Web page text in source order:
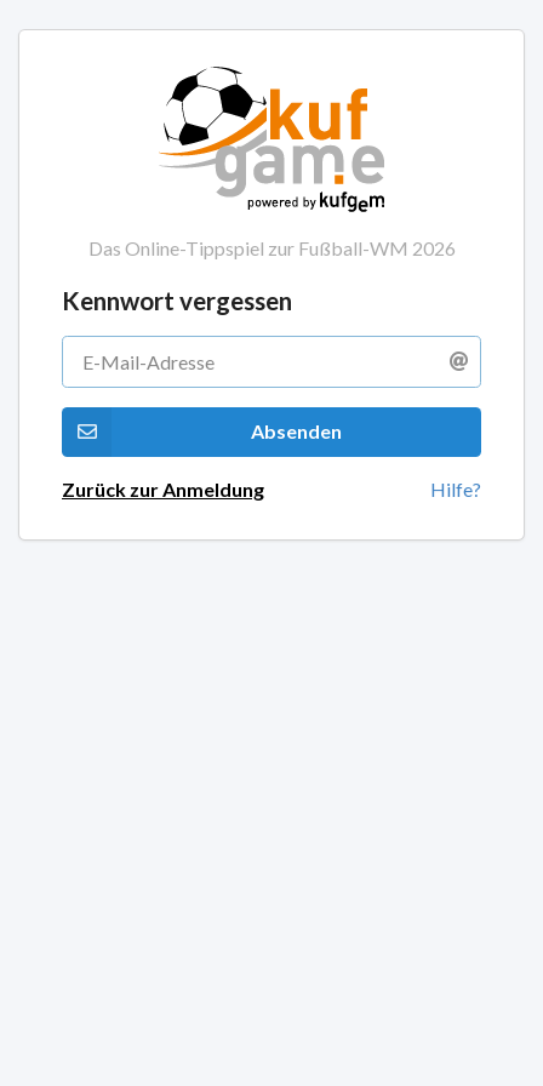
Das Online-Tippspiel zur Fußball-WM 2026
Kennwort vergessen
Absenden
Zurück zur Anmeldung Hilfe?